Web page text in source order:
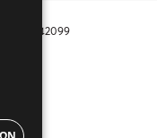
Μ.Η.Τ. 242099